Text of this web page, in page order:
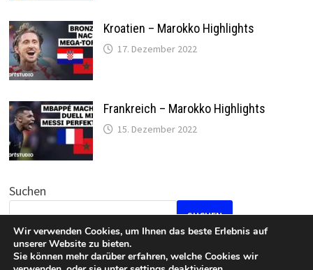
Kroatien – Marokko Highlights
17. Dezember 2022
Frankreich – Marokko Highlights
15. Dezember 2022
Suchen
SUCHEN
Wir verwenden Cookies, um Ihnen das beste Erlebnis auf
unserer Website zu bieten.
Sie können mehr darüber erfahren, welche Cookies wir